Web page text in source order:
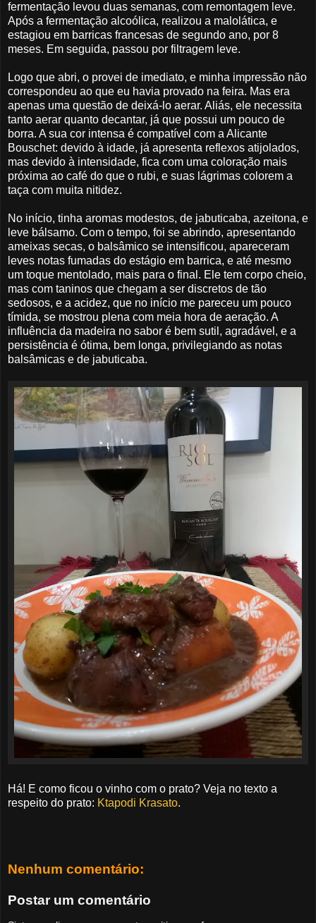
fermentação levou duas semanas, com remontagem leve.
Após a fermentação alcoólica, realizou a malolática, e
estagiou em barricas francesas de segundo ano, por 8
meses. Em seguida, passou por filtragem leve.
Logo que abri, o provei de imediato, e minha impressão não
correspondeu ao que eu havia provado na feira. Mas era
apenas uma questão de deixá-lo aerar. Aliás, ele necessita
tanto aerar quanto decantar, já que possui um pouco de
borra. A sua cor intensa é compatível com a Alicante
Bouschet: devido à idade, já apresenta reflexos atijolados,
mas devido à intensidade, fica com uma coloração mais
próxima ao café do que o rubi, e suas lágrimas colorem a
taça com muita nitidez.
No início, tinha aromas modestos, de jabuticaba, azeitona, e
leve bálsamo. Com o tempo, foi se abrindo, apresentando
ameixas secas, o balsâmico se intensificou, apareceram
leves notas fumadas do estágio em barrica, e até mesmo
um toque mentolado, mais para o final. Ele tem corpo cheio,
mas com taninos que chegam a ser discretos de tão
sedosos, e a acidez, que no início me pareceu um pouco
tímida, se mostrou plena com meia hora de aeração. A
influência da madeira no sabor é bem sutil, agradável, e a
persistência é ótima, bem longa, privilegiando as notas
balsâmicas e de jabuticaba.
Há! E como ficou o vinho com o prato? Veja no texto a
respeito do prato: Ktapodi Krasato.
Nenhum comentário:
Postar um comentário